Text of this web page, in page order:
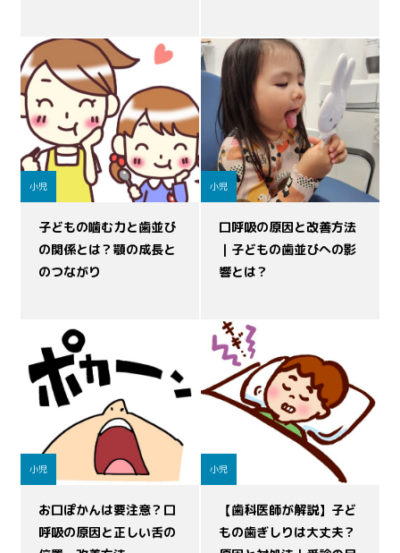
小児
子どもの噛む力と歯並び
の関係とは？顎の成長と
のつながり
小児
口呼吸の原因と改善方法
｜子どもの歯並びへの影
響とは？
小児
お口ぽかんは要注意？口
呼吸の原因と正しい舌の
小児
【歯科医師が解説】子ど
もの歯ぎしりは大丈夫？